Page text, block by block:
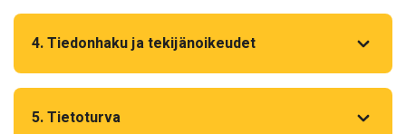
4. Tiedonhaku ja tekijänoikeudet
5. Tietoturva